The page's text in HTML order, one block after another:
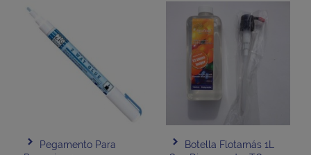
Pegamento Para
Botella Flotamás 1L